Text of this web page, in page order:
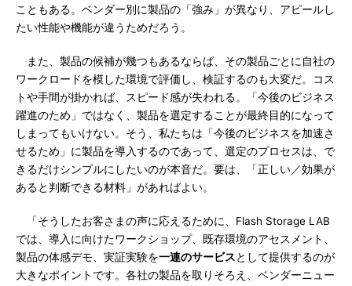
こともある。ベンダー別に製品の「強み」が異なり、アピールし
たい性能や機能が違うためだろう。
また、製品の候補が幾つもあるならば、その製品ごとに自社の
ワークロードを模した環境で評価し、検証するのも大変だ。コス
トや手間が掛かれば、スピード感が失われる。「今後のビジネス
躍進のため」ではなく、製品を選定することが最終目的になって
しまってもいけない。そう、私たちは「今後のビジネスを加速さ
せるため」に製品を導入するのであって、選定のプロセスは、で
きるだけシンプルにしたいのが本音だ。要は、「正しい／効果が
あると判断できる材料」があればよい。
「そうしたお客さまの声に応えるために、Flash Storage LAB
では、導入に向けたワークショップ、既存環境のアセスメント、
製品の体感デモ、実証実験を一連のサービスとして提供するのが
大きなポイントです。各社の製品を取りそろえ、ベンダーニュー